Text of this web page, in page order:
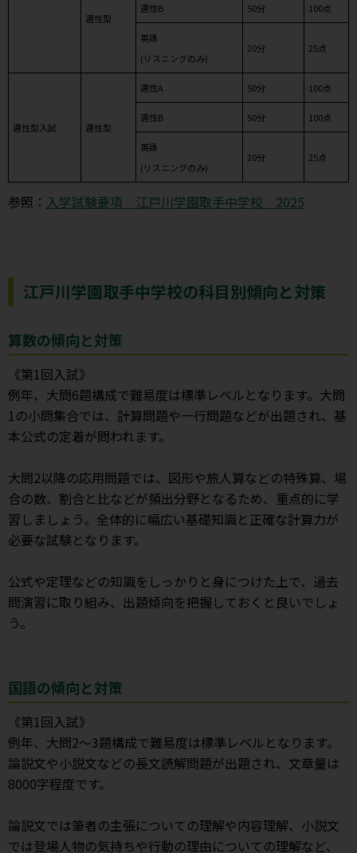
適性型
適性B 50分 100点
英語
(リスニングのみ)
20分 25点
適性型入試 適性型
適性A 50分 100点
適性B 50分 100点
英語
(リスニングのみ)
20分 25点
参照： 入学試験要項 江戸川学園取手中学校 2025
江戸川学園取手中学校の科目別傾向と対策
算数の傾向と対策
《第1回入試》
例年、大問6題構成で難易度は標準レベルとなります。大問
1の小問集合では、計算問題や一行問題などが出題され、基
本公式の定着が問われます。
大問2以降の応用問題では、図形や旅人算などの特殊算、場
合の数、割合と比などが頻出分野となるため、重点的に学
習しましょう。全体的に幅広い基礎知識と正確な計算力が
必要な試験となります。
公式や定理などの知識をしっかりと身につけた上で、過去
問演習に取り組み、出題傾向を把握しておくと良いでしょ
う。
国語の傾向と対策
《第1回入試》
例年、大問2～3題構成で難易度は標準レベルとなります。
論説文や小説文などの長文読解問題が出題され、文章量は
8000字程度です。
論説文では筆者の主張についての理解や内容理解、小説文
では登場人物の気持ちや行動の理由についての理解など、